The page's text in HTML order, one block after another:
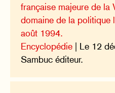
française majeure de la
domaine de la politique
août 1994.
Encyclopédie | Le 12
Sambuc éditeur.